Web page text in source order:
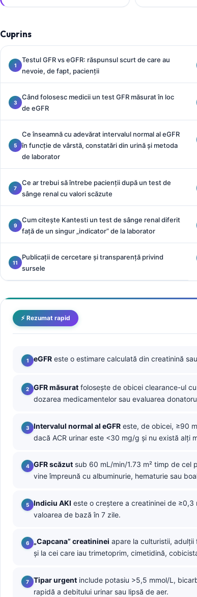
Cuprins
Testul GFR vs eGFR: răspunsul scurt de care au
nevoie, de fapt, pacienții
Când folosesc medicii un test GFR măsurat în loc
de eGFR
Ce înseamnă cu adevărat intervalul normal al eGFR
în funcție de vârstă, constatări din urină și metoda
de laborator
Ce ar trebui să întrebe pacienții după un test de
sânge renal cu valori scăzute
Cum citește Kantesti un test de sânge renal diferit
față de un singur „indicator” de la laborator
Publicații de cercetare și transparență privind
sursele
⚡ Rezumat rapid
eGFR este o estimare calculată din creatinină
GFR măsurat folosește de obicei clearance-ul
dozarea medicamentelor sau evaluarea
Intervalul normal al eGFR este, de obicei, ≥90
dacă ACR urinar este <30 mg/g și nu există alți
GFR scăzut sub 60 mL/min/1.73 m² timp de cel
vine împreună cu albuminurie, hematurie sau
Indiciu AKI este o creștere a creatininei de
valoarea de bază în 7 zile.
„Capcana” creatininei apare la culturistii, adulții
și la cei care iau trimetoprim, cimetidină,
Tipar urgent include potasiu >5,5 mmol/L,
rapidă a debitului urinar sau lipsă de aer.